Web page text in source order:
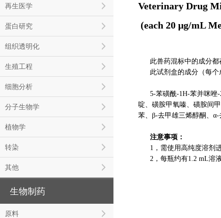
再生医学
蛋白研究
组织透明化
生殖工程
细胞分析
分子生物学
植物学
转染
其他
生物制药
原料
Veterinary Drug
(each 20 μg/mL
此兽药混标中的成分
此试剂盒的成分（每
5-苯磺酰-1H-苯并咪唑
啶、磺胺甲氧嗪、磺胺间
苯、β-去甲雄三烯醇酮、
注意事项：
1，需使用高纯度溶剂
2，每瓶约有1.2 mL溶